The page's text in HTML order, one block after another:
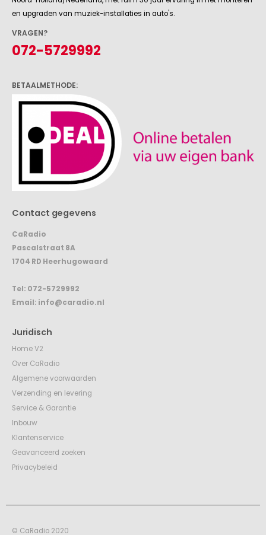
en upgraden van muziek-installaties in auto's.
VRAGEN?
072-5729992
BETAALMETHODE:
Contact gegevens
CaRadio
Pascalstraat 8A
1704 RD Heerhugowaard
Tel: 072-5729992
Email: info@caradio.nl
Juridisch
Home V2
Over CaRadio
Algemene voorwaarden
Verzending en levering
Service & Garantie
Inbouw
Klantenservice
Geavanceerd zoeken
Privacybeleid
© CaRadio 2020